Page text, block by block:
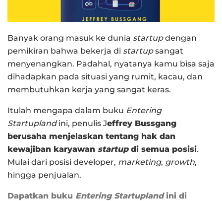
Banyak orang masuk ke dunia startupdengan
pemikiran bahwa bekerja di startupsangat
menyenangkan. Padahal, nyatanya kamu bisa saja
dihadapkan pada situasi yang rumit, kacau, dan
membutuhkan kerja yang sangat keras.
Itulah mengapa dalam buku Entering
Startuplandini, penulis Jeffrey Bussgang
berusaha menjelaskan tentang hak dan
kewajiban karyawan startupdi semua posisi.
Mulai dari posisi developer, marketing, growth,
hingga penjualan.
Dapatkan buku Entering Startuplandini di